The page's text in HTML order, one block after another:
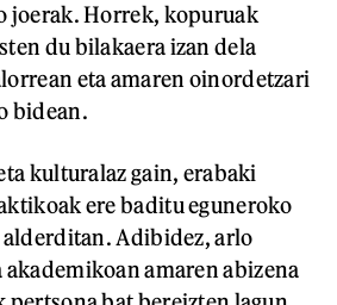
joerak. Horrek, kopuruak
du bilakaera izan dela
eta amaren oinordetzari
bidean.
kulturalaz gain, erabaki
ere baditu eguneroko
Adibidez, arlo
amaren abizena